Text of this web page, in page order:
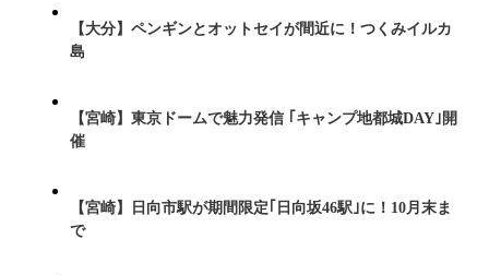
【大分】ペンギンとオットセイが間近に！つくみイルカ
島
【宮崎】東京ドームで魅力発信 ｢キャンプ地都城DAY｣開
催
【宮崎】日向市駅が期間限定｢日向坂46駅｣に！10月末ま
で